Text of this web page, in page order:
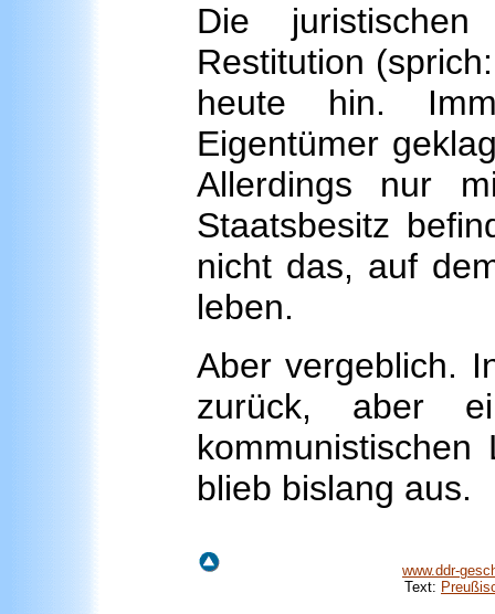
Die juristischen
Restitution
heute hin.
Eigentümer
Allerdings nur
Staatsbesitz
nicht das, auf
leben.
Aber vergeblich.
zurück, aber
blieb bislang aus.
www.ddr-
Text: